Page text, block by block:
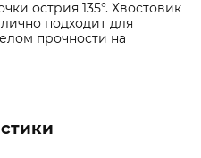
острия 135°. Хвостовик
подходит для
прочности на